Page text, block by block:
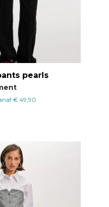
pearls
€ 49,90